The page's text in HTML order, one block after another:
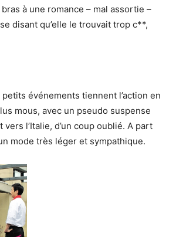
à une romance – mal assortie –
disant qu’elle le trouvait trop c**,
événements tiennent l’action en
mous, avec un pseudo suspense
l’Italie, d’un coup oublié. A part
mode très léger et sympathique.